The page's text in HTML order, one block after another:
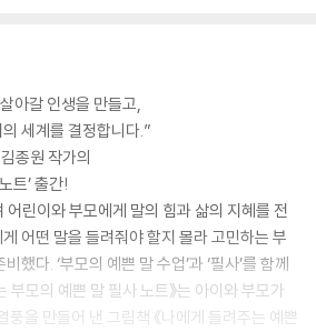
계로 이끄는3 가지 말
아갈 인생을 만들고,
세계를 결정합니다.”
종원 작가의
트’ 출간!
린이와 부모에게 말의 힘과 삶의 지혜를 전
어떤 말을 들려줘야 할지 몰라 고민하는 부
했다. ‘부모의 예쁜 말 수업’과 ‘필사’를 함께
부모의 예쁜 말 필사 노트》는 아이와 부모가
풍을 만들어 낸 그림책 《나에게 들려주는 예쁜